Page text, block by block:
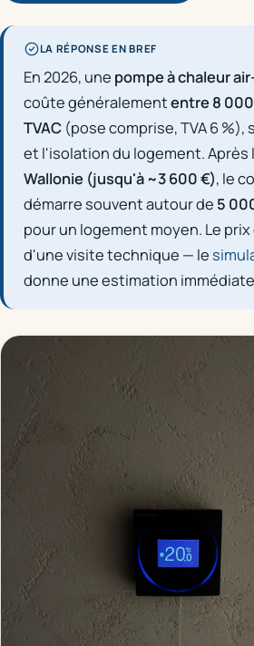
LA RÉPONSE EN BREF
En 2026, une pompe à chaleur
coûte généralemententre 8
TVAC(pose comprise, TVA 6 %),
et l'isolation du logement. Après
Wallonie (jusqu'à ~3 600 €), le
démarre souvent autour de 5
pour un logement moyen. Le
d'une visite technique — le
donne une estimation